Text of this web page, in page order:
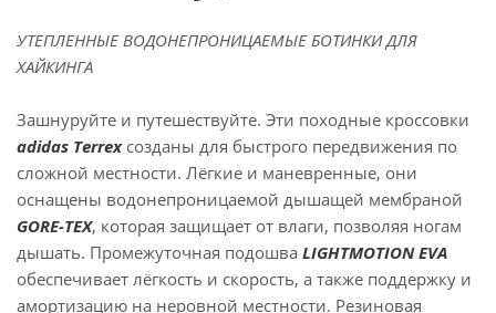
УТЕПЛЕННЫЕ ВОДОНЕПРОНИЦАЕМЫЕ БОТИНКИ ДЛЯ
ХАЙКИНГА
Зашнуруйте и путешествуйте. Эти походные кроссовки
adidas Terrexсозданы для быстрого передвижения по
сложной местности. Лёгкие и маневренные, они
оснащены водонепроницаемой дышащей мембраной
GORE-TEX, которая защищает от влаги, позволяя ногам
дышать. Промежуточная подошва LIGHTMOTION EVA
обеспечивает лёгкость и скорость, а также поддержку и
амортизацию на неровной местности. Резиновая